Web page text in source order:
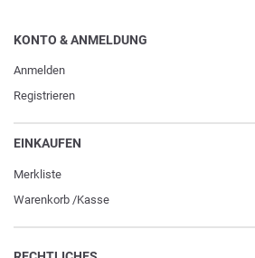
KONTO & ANMELDUNG
Anmelden
Registrieren
EINKAUFEN
Merkliste
Warenkorb /Kasse